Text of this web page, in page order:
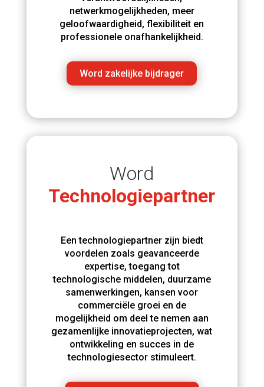
netwerkmogelijkheden, meer
geloofwaardigheid, flexibiliteit en
professionele onafhankelijkheid.
Word zakelijke bijdrager
Word
Technologiepartner
Een technologiepartner zijn biedt
voordelen zoals geavanceerde
expertise, toegang tot
technologische middelen, duurzame
samenwerkingen, kansen voor
commerciële groei en de
mogelijkheid om deel te nemen aan
gezamenlijke innovatieprojecten, wat
ontwikkeling en succes in de
technologiesector stimuleert.